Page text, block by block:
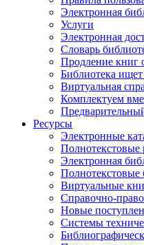
Электронная
Услуги
Электронная
Словарь
Продление книг
Библиотека
Виртуальная
Комплектуем
Ресурсы
Электронные
Полнотекстовые
Электронная
Виртуальные
Справочно-
Новые
Cистемы